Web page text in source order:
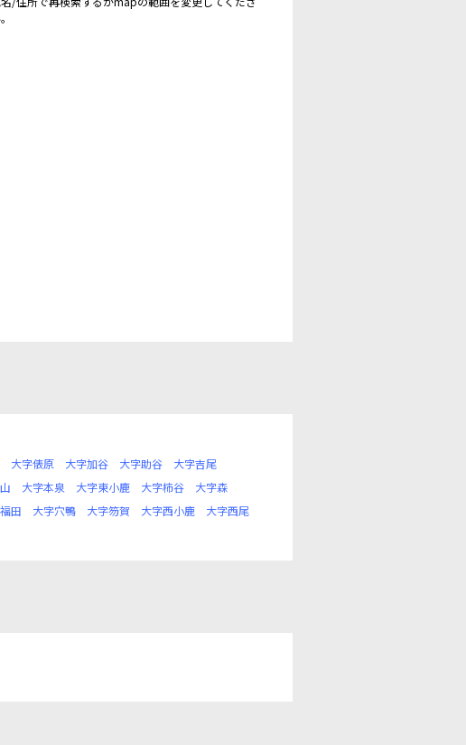
大字俵原 大字加谷 大字助谷
大字吉尾
大字本泉 大字東小鹿 大字柿谷
大字森
田 大字穴鴨 大字笏賀 大字西小鹿
大字西尾